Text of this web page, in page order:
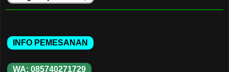
INFO PEMESANAN
WA: 085740271729